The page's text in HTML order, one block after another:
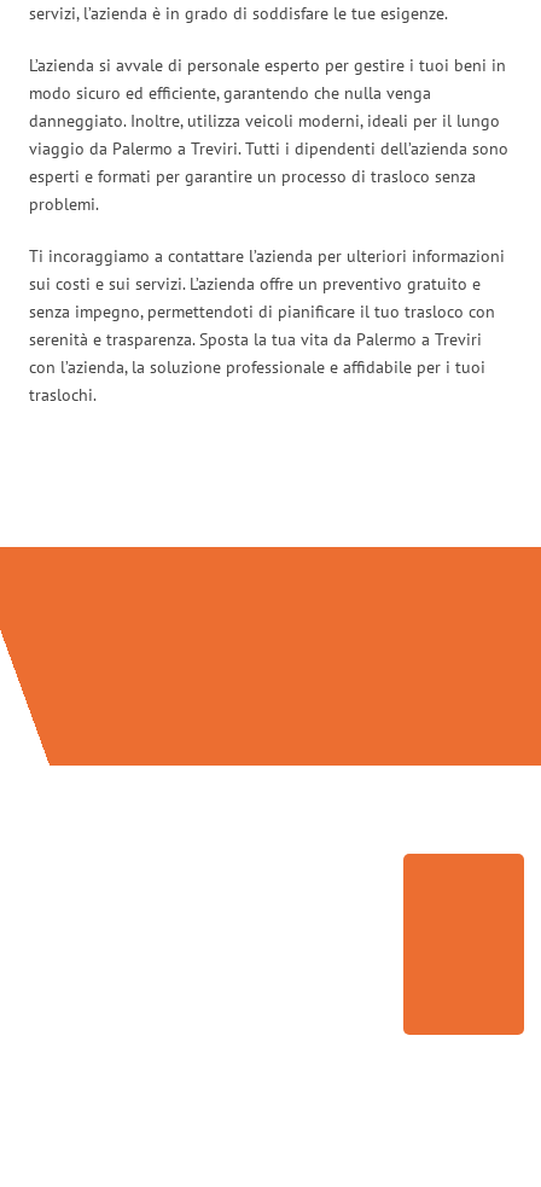
servizi, l’azienda è in grado di soddisfare le tue esigenze.
L’azienda si avvale di personale esperto per gestire i tuoi beni in
modo sicuro ed efficiente, garantendo che nulla venga
danneggiato. Inoltre, utilizza veicoli moderni, ideali per il lungo
viaggio da Palermo a Treviri. Tutti i dipendenti dell’azienda sono
esperti e formati per garantire un processo di trasloco senza
problemi.
Ti incoraggiamo a contattare l’azienda per ulteriori informazioni
sui costi e sui servizi. L’azienda offre un preventivo gratuito e
senza impegno, permettendoti di pianificare il tuo trasloco con
serenità e trasparenza. Sposta la tua vita da Palermo a Treviri
con l’azienda, la soluzione professionale e affidabile per i tuoi
traslochi.